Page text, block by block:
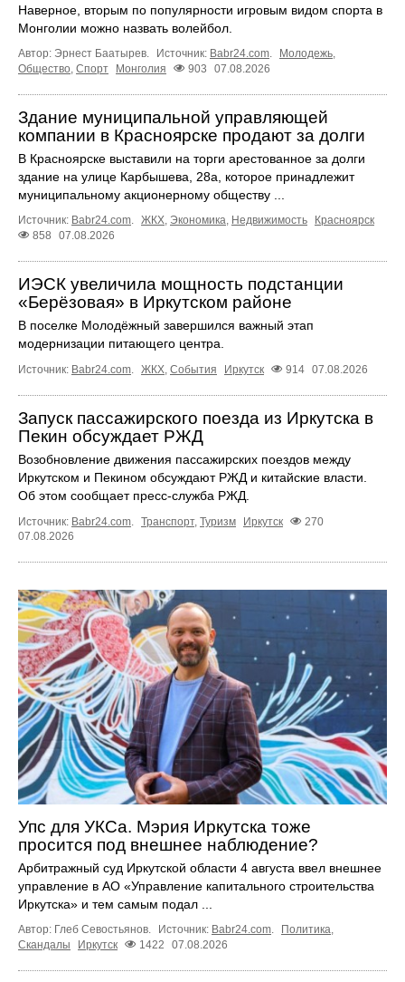
Наверное, вторым по популярности игровым видом спорта в
Монголии можно назвать волейбол.
Автор: Эрнест Баатырев. Источник: Babr24.com Молодежь
Общество, Спорт Монголия 903 07.08.2026
Здание муниципальной управляющей
компании в Красноярске продают за долги
В Красноярске выставили на торги арестованное за долги
здание на улице Карбышева, 28а, которое принадлежит
муниципальному акционерному обществу ...
Источник: Babr24.com. ЖКХ, Экономика, Недвижимость
Красноярск
858
07.08.2026
ИЭСК увеличила мощность подстанции
«Берёзовая» в Иркутском районе
В поселке Молодёжный завершился важный этап
модернизации питающего центра.
Источник: Babr24.com. ЖКХ, События Иркутск 914 07.08.2026
Запуск пассажирского поезда из Иркутска в
Пекин обсуждает РЖД
Возобновление движения пассажирских поездов между
Иркутском и Пекином обсуждают РЖД и китайские власти.
Об этом сообщает пресс‑служба РЖД.
Источник: Babr24.com. Транспорт, Туризм Иркутск
270
07.08.2026
Упс для УКСа. Мэрия Иркутска тоже
просится под внешнее наблюдение?
Арбитражный суд Иркутской области 4 августа ввел внешнее
управление в АО «Управление капитального строительства
Иркутска» и тем самым подал ...
Автор: Глеб Севостьянов. Источник: Babr24.com Политика
Скандалы
Иркутск 1422 07.08.2026